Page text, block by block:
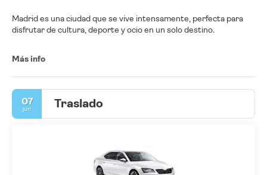
Madrid es una ciudad que se vive intensamente, perfecta para
disfrutar de cultura, deporte y ocio en un solo destino.
Más info
07
jun Traslado